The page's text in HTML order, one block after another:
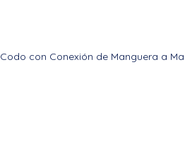
Codo con Conexión de Manguera a